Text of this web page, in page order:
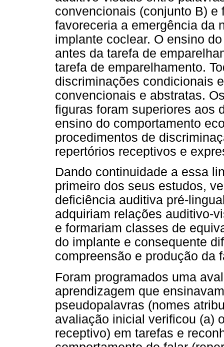
convencionais (conjunto B) e
favoreceria a emergência da
implante coclear. O ensino
antes da tarefa de
tarefa de emparelhamento.
discriminações condicionais
convencionais e abstratas.
figuras foram superiores aos
ensino do comportamento
procedimentos de
repertórios receptivos e
Dando continuidade a essa
primeiro dos seus estudos,
deficiência auditiva pré-
adquiriam relações auditivo-
e formariam classes de
do implante e consequente
compreensão e produção da
Foram programados uma
aprendizagem que
pseudopalavras (nomes
avaliação inicial verificou (a)
receptivo) em tarefas e